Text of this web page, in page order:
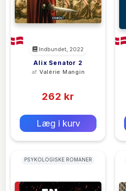
Indbundet, 2022
Alix Senator 2
af Valérie Mangin
262 kr
Læg i kurv
PSYKOLOGISKE ROMANER